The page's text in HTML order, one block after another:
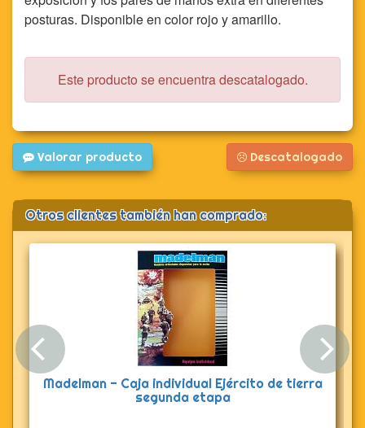
posturas. Disponible en color rojo y amarillo.
Este producto se encuentra descatalogado.
Valorar producto Descatalogado
Otros clientes también han comprado:
Madelman - Caja individual Ejército de tierra
segunda etapa
Anterior